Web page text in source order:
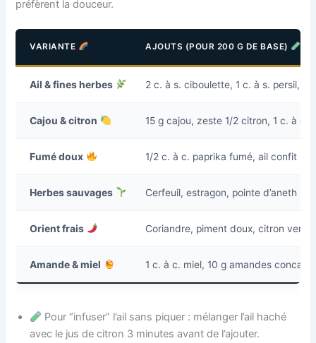
préfèrent la douceur.
VARIANTE AJOUTS (POUR 200 G DE BASE)
Ail & fines herbes 2 c. à s. ciboulette, 1 c. à s. persil, 1
Cajou & citron 15 g cajou, zeste 1/2 citron, 1 c. à c.
Fumé doux 1/2 c. à c. paprika fumé, ail confit
Herbes sauvages Cerfeuil, estragon, pointe d’aneth
Orient frais Coriandre, piment doux, citron vert
Amande & miel 1 c. à c. miel, 10 g amandes
Pour “infuser” l’ail sans piquer : mélanger l’ail haché
avec le jus de citron 3 minutes avant de l’ajouter.